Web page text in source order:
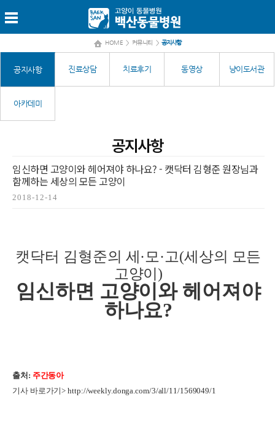
HOME > 커뮤니티 > 공지사항
공지사항 진료상담 치료후기 동영상 냥이도서관
아카데미
공지사항
임신하면 고양이와 헤어져야 하나요? - 캣닥터 김형준 원장님과
함께하는 세상의 모든 고양이
2018-12-14
캣닥터 김형준의 세·모·고(세상의 모든
고양이)
임신하면 고양이와 헤어져야
하나요?
출처: 주간동아
기사 바로가기>http://weekly.donga.com/3/all/11/1569049/1